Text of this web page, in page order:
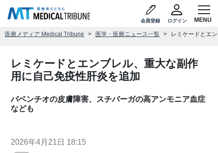
会員登録 ログイン
医療メディア Medical Tribune 医学・医療ニュース一覧 レミケードとエ
レミケードとエンブレル、重大な副作
用に自己免疫性肝炎を追加
バベンチオの皮膚障害、スチバーガの高アンモニア血症
なども
2026年4月21日 18:15